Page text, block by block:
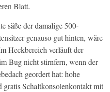
Blatt.
säße der damalige 500-
genauso gut hinten, wäre
Heckbereich verläuft der
Bug nicht stirnfern, wenn der
geordert hat: hohe
gratis Schaltkonsolenkontakt mit